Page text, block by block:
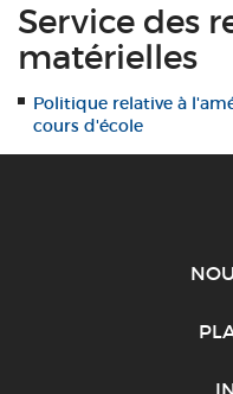
Service des
matérielles
Politique relative à
cours d'école